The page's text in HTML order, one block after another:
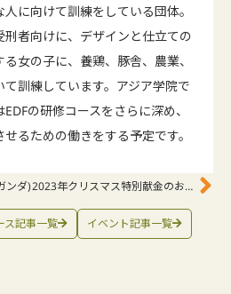
に向けて訓練をしている団体。
者向けに、デザインと仕立ての
女の子に、養鶏、豚舎、農業、
訓練しています。アジア学院で
の研修コースをさらに深め、
るための働きをする予定です。
ンダ) 2023年クリスマス特別献金のお願い
ス記事一覧 イベント記事一覧